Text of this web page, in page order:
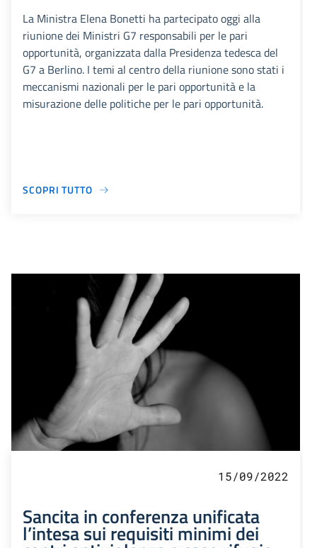
La Ministra Elena Bonetti ha partecipato oggi alla
riunione dei Ministri G7 responsabili per le pari
opportunità, organizzata dalla Presidenza tedesca del
G7 a Berlino. I temi al centro della riunione sono stati i
meccanismi nazionali per le pari opportunità e la
misurazione delle politiche per le pari opportunità.
SCOPRI TUTTO
15/09/2022
Sancita in conferenza unificata
l’intesa sui requisiti minimi dei